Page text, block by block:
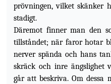
prövningen, vilket skänker
stadigt.
Däremot finner man den
tillståndet; när faror hotar
nerver spända och hans
skräck och inre ängslighet
går att beskriva. Om